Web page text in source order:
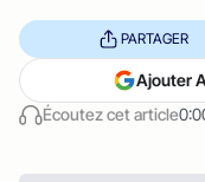
Écoutez cet article
PARTAGER
Ajouter